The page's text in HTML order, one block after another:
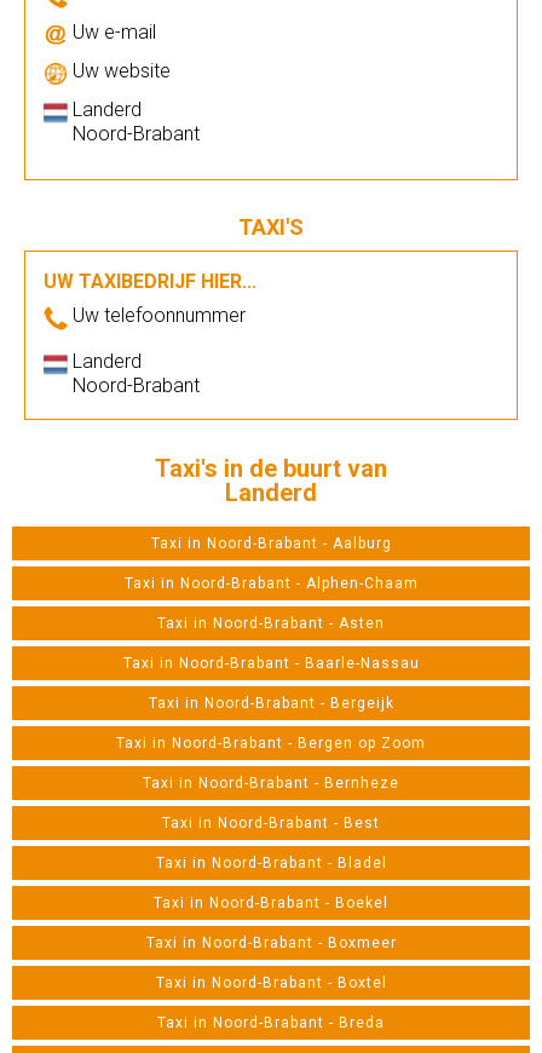
Uw e-mail
Uw website
Landerd
Noord-Brabant
TAXI'S
UW TAXIBEDRIJF HIER...
Uw telefoonnummer
Landerd
Noord-Brabant
Taxi's in de buurt van
Landerd
Taxi in Noord-Brabant - Aalburg
Taxi in Noord-Brabant - Alphen-Chaam
Taxi in Noord-Brabant - Asten
Taxi in Noord-Brabant - Baarle-Nassau
Taxi in Noord-Brabant - Bergeijk
Taxi in Noord-Brabant - Bergen op Zoom
Taxi in Noord-Brabant - Bernheze
Taxi in Noord-Brabant - Best
Taxi in Noord-Brabant - Bladel
Taxi in Noord-Brabant - Boekel
Taxi in Noord-Brabant - Boxmeer
Taxi in Noord-Brabant - Boxtel
Taxi in Noord-Brabant - Breda